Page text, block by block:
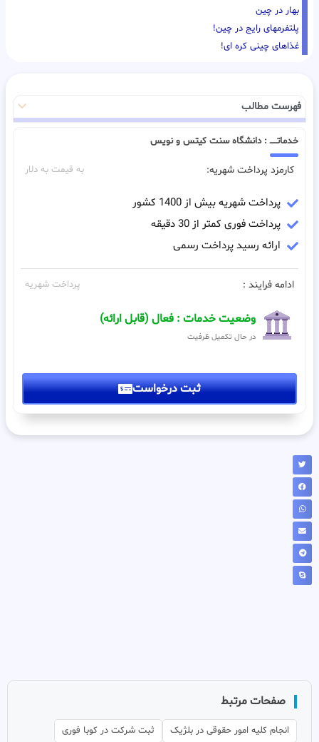
بهار در چین
پلتفرمهای رایج در چین!
غذاهای چینی کره ای!
فهرست مطالب
خدماتـــــ : دانشگاه سنت کیتس و نویس
کارمزد پرداخت شهریه: به قیمت به دلار
پرداخت شهریه بیش از 1400 کشور
پرداخت فوری کمتر از 30 دقیقه
ارائه رسید پرداخت رسمی
ادامه فرایند : پرداخت شهریه
وضعیت خدمات : فعال (قابل ارائه)
در حال تکمیل ظرفیت
ثبت درخواست
صفحات مرتبط
انجام کلیه امور حقوقی در بلژیک ثبت شرکت در کوبا فوری